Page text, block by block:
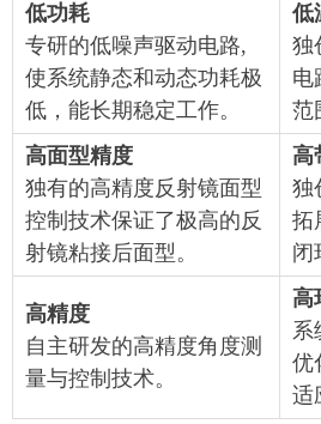
低功耗
专研的低噪声驱动电路,
使系统静态和动态功耗极
低，能长期稳定工作。
低
独
电
范
高面型精度
独有的高精度反射镜面型
控制技术保证了极高的反
射镜粘接后面型。
高
独
拓
闭
高精度
自主研发的高精度角度测
量与控制技术。
高
系
优
适